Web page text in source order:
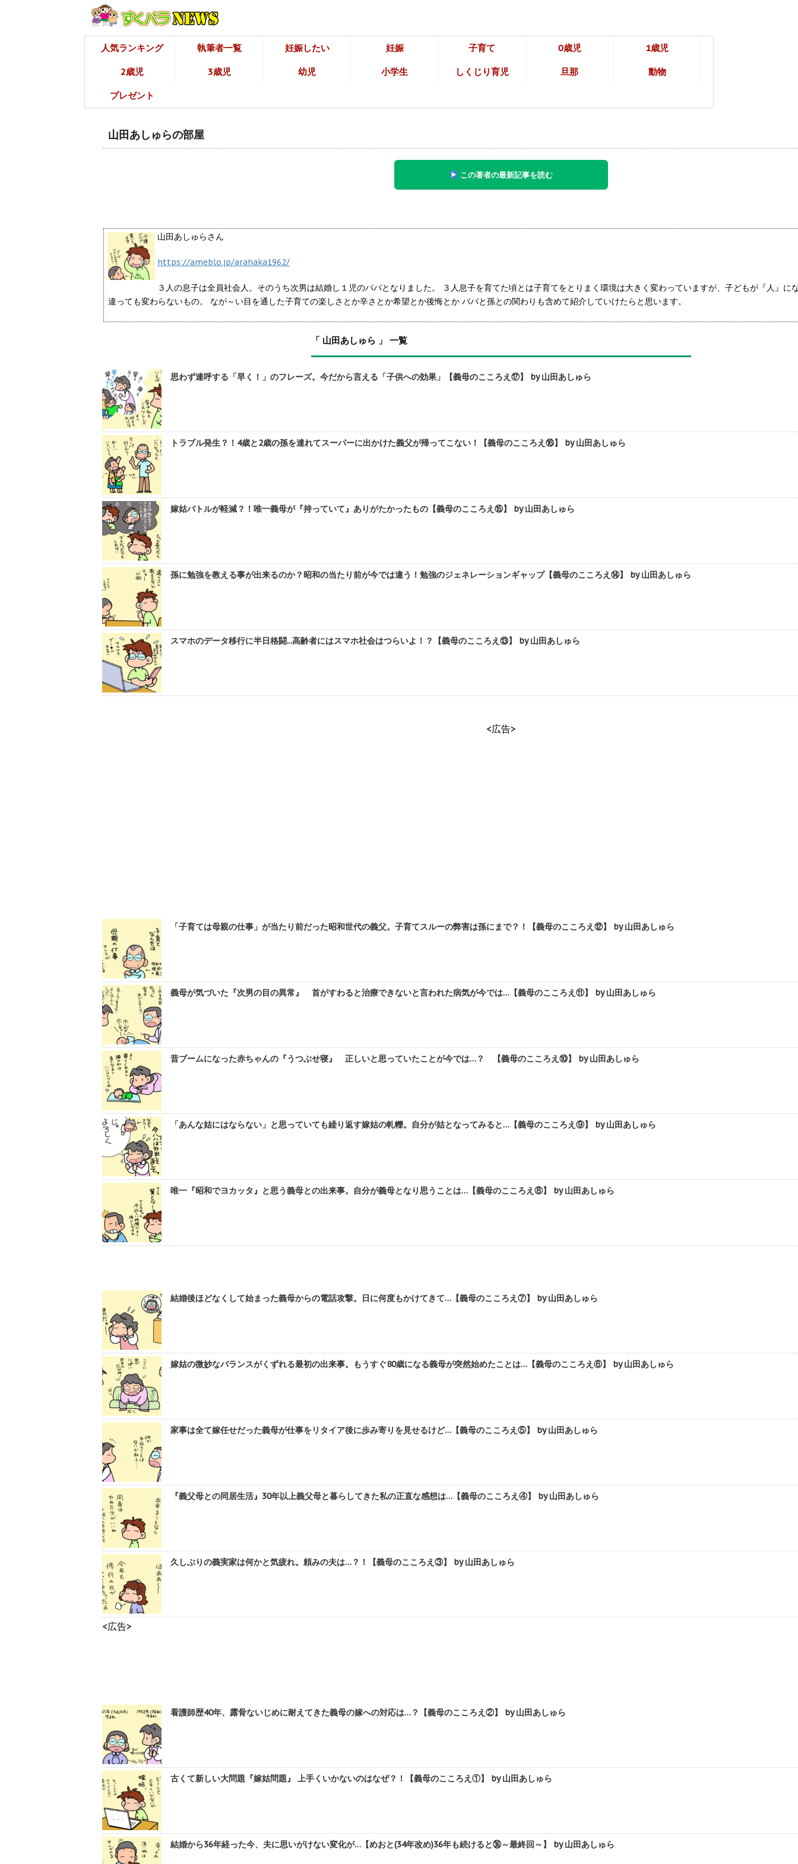
人気ランキング 執筆者一覧 妊娠したい 妊娠 子育て 0歳児 1歳児
2歳児 3歳児 幼児 小学生 しくじり育児 旦那 動物
プレゼント
山田あしゅらの部屋
この著者の最新記事を読む
山田あしゅらさん
https://ameblo.jp/arahaka1962/
３人の息子は全員社会人。そのうち次男は結婚し１児のパパとなりました。 ３人息子を育てた頃とは子育てをとりまく環境は大きく変わっていますが、子どもが『人』に
違っても変わらないもの。 なが～い目を通した子育ての楽しさとか辛さとか希望とか後悔とか ババと孫との関わりも含めて紹介していけたらと思います。
「 山田あしゅら 」 一覧
思わず連呼する「早く！」のフレーズ。今だから言える「子供への効果」【義母のこころえ⑰】 by 山田あしゅら
トラブル発生？！4歳と2歳の孫を連れてスーパーに出かけた義父が帰ってこない！【義母のこころえ⑯】 by 山田あしゅら
嫁姑バトルが軽減？！唯一義母が『持っていて』ありがたかったもの【義母のこころえ⑮】 by 山田あしゅら
孫に勉強を教える事が出来るのか？昭和の当たり前が今では違う！勉強のジェネレーションギャップ【義母のこころえ⑭】 by 山田あしゅら
スマホのデータ移行に半日格闘...高齢者にはスマホ社会はつらいよ！？【義母のこころえ⑬】 by 山田あしゅら
<広告>
「子育ては母親の仕事」が当たり前だった昭和世代の義父。子育てスルーの弊害は孫にまで？！【義母のこころえ⑫】 by 山田あしゅら
義母が気づいた『次男の目の異常』 首がすわると治療できないと言われた病気が今では…【義母のこころえ⑪】 by 山田あしゅら
昔ブームになった赤ちゃんの『うつぶせ寝』 正しいと思っていたことが今では…？ 【義母のこころえ⑩】 by 山田あしゅら
「あんな姑にはならない」と思っていても繰り返す嫁姑の軋轢。自分が姑となってみると…【義母のこころえ⑨】 by 山田あしゅら
唯一『昭和でヨカッタ』と思う義母との出来事。自分が義母となり思うことは…【義母のこころえ⑧】 by 山田あしゅら
結婚後ほどなくして始まった義母からの電話攻撃。日に何度もかけてきて…【義母のこころえ⑦】 by 山田あしゅら
嫁姑の微妙なバランスがくずれる最初の出来事。もうすぐ80歳になる義母が突然始めたことは…【義母のこころえ⑥】 by 山田あしゅら
家事は全て嫁任せだった義母が仕事をリタイア後に歩み寄りを見せるけど…【義母のこころえ⑤】 by 山田あしゅら
『義父母との同居生活』30年以上義父母と暮らしてきた私の正直な感想は…【義母のこころえ④】 by 山田あしゅら
久しぶりの義実家は何かと気疲れ。頼みの夫は…？！【義母のこころえ③】 by 山田あしゅら
<広告>
看護師歴40年、露骨ないじめに耐えてきた義母の嫁への対応は…？【義母のこころえ②】 by 山田あしゅら
古くて新しい大問題『嫁姑問題』 上手くいかないのはなぜ？！【義母のこころえ①】 by 山田あしゅら
結婚から36年経った今、夫に思いがけない変化が…【めおと(34年改め)36年も続けると㊱～最終回～】 by 山田あしゅら